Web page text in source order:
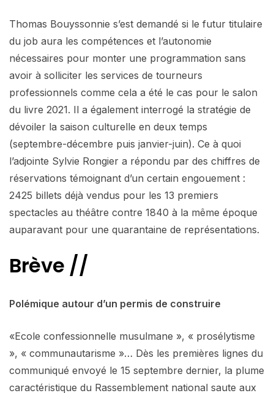
Thomas Bouyssonnie s’est demandé si le futur titulaire
du job aura les compétences et l’autonomie
nécessaires pour monter une programmation sans
avoir à solliciter les services de tourneurs
professionnels comme cela a été le cas pour le salon
du livre 2021. Il a également interrogé la stratégie de
dévoiler la saison culturelle en deux temps
(septembre-décembre puis janvier-juin). Ce à quoi
l’adjointe Sylvie Rongier a répondu par des chiffres de
réservations témoignant d’un certain engouement :
2425 billets déjà vendus pour les 13 premiers
spectacles au théâtre contre 1840 à la même époque
auparavant pour une quarantaine de représentations.
Brève //
Polémique autour d’un permis de construire
«Ecole confessionnelle musulmane », « prosélytisme
», « communautarisme »… Dès les premières lignes du
communiqué envoyé le 15 septembre dernier, la plume
caractéristique du Rassemblement national saute aux